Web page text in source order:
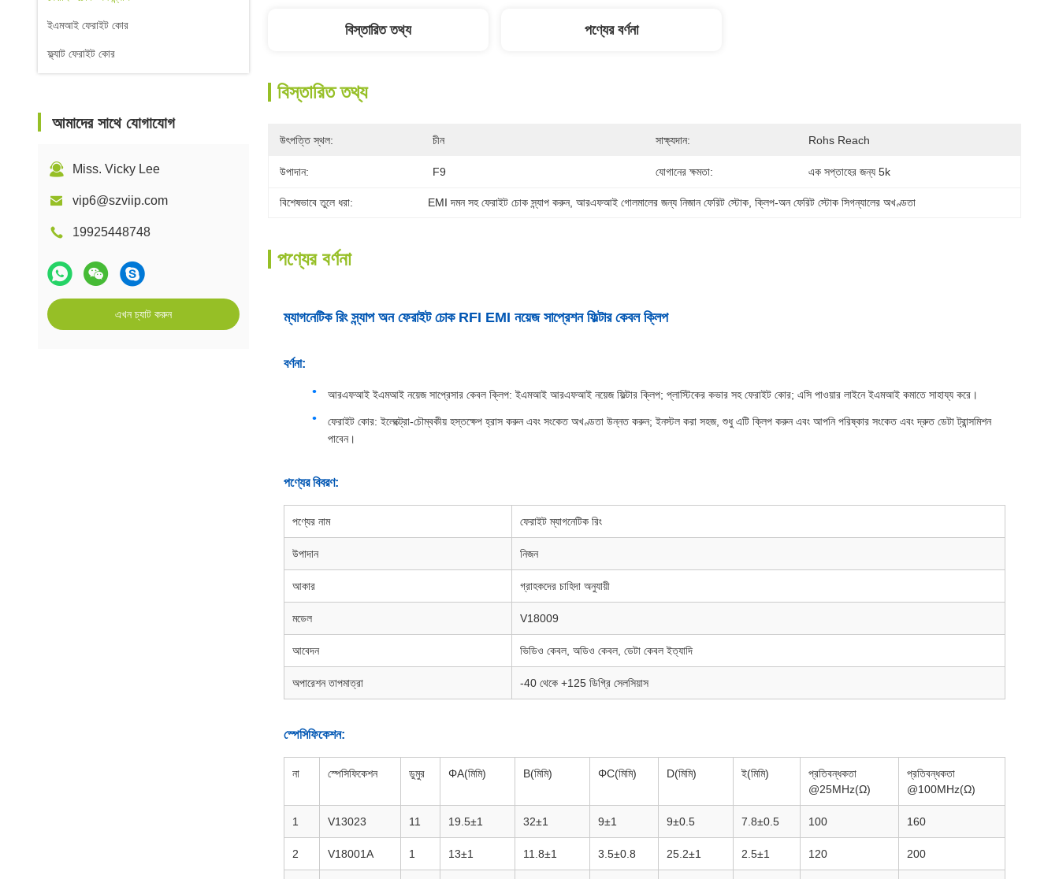
ইএমআই ফেরাইট কোর
ফ্ল্যাট ফেরাইট কোর
আমাদের সাথে যোগাযোগ
Miss. Vicky Lee
vip6@szviip.com
19925448748
এখন চ্যাট করুন
বিস্তারিত তথ্য পণ্যের বর্ণনা
বিস্তারিত তথ্য
উৎপত্তি স্থল: চীন সাক্ষ্যদান: Rohs Reach
উপাদান: F9 যোগানের ক্ষমতা: এক সপ্তাহের জন্য 5k
বিশেষভাবে তুলে ধরা: EMI দমন সহ ফেরাইট চোক স্ন্যাপ করুন, আরএফআই গোলমালের জন্য নিজান ফেরিট স্টোক , ক্লিপ-অন ফেরিট স্টোক সিগন্যালের অখণ্ডতা
পণ্যের বর্ণনা
ম্যাগনেটিক রিং স্ন্যাপ অন ফেরাইট চোক RFI EMI নয়েজ সাপ্রেশন ফিল্টার কেবল ক্লিপ
বর্ণনা:
আরএফআই ইএমআই নয়েজ সাপ্রেসার কেবল ক্লিপ: ইএমআই আরএফআই নয়েজ ফিল্টার ক্লিপ; প্লাস্টিকের কভার সহ ফেরাইট কোর; এসি পাওয়ার লাইনে ইএমআই কমাতে সাহায্য করে।
ফেরাইট কোর: ইলেক্ট্রো-চৌম্বকীয় হস্তক্ষেপ হ্রাস করুন এবং সংকেত অখণ্ডতা উন্নত করুন; ইনস্টল করা সহজ, শুধু এটি ক্লিপ করুন এবং আপনি পরিষ্কার সংকেত এবং দ্রুত ডেটা ট্রান্সমিশন
পাবেন।
পণ্যের বিবরণ:
পণ্যের নাম ফেরাইট ম্যাগনেটিক রিং
উপাদান নিজন
আকার গ্রাহকদের চাহিদা অনুযায়ী
মডেল V18009
আবেদন ভিডিও কেবল, অডিও কেবল, ডেটা কেবল ইত্যাদি
অপারেশন তাপমাত্রা -40 থেকে +125 ডিগ্রি সেলসিয়াস
স্পেসিফিকেশন:
না স্পেসিফিকেশন ডুমুর ΦA(মিমি) B(মিমি) ΦC(মিমি) D(মিমি) ই(মিমি)
প্রতিবন্ধকতা
@25MHz(Ω)
প্রতিবন্ধকতা
@100MHz(Ω)
1 V13023 11 19.5±1 32±1 9±1 9±0.5 7.8±0.5 100 160
2 V18001A 1 13±1 11.8±1 3.5±0.8 25.2±1 2.5±1 120 200